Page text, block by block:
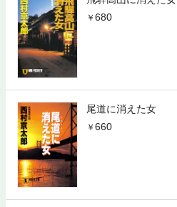
680
尾道に消えた女
660